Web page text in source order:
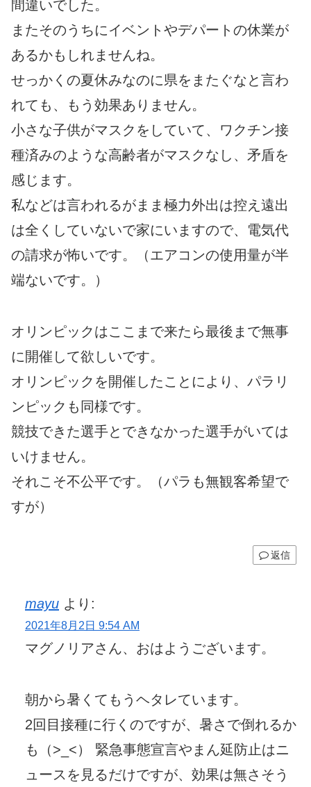
間違いでした。
またそのうちにイベントやデパートの休業が
あるかもしれませんね。
せっかくの夏休みなのに県をまたぐなと言わ
れても、もう効果ありません。
小さな子供がマスクをしていて、ワクチン接
種済みのような高齢者がマスクなし、矛盾を
感じます。
私などは言われるがまま極力外出は控え遠出
は全くしていないで家にいますので、電気代
の請求が怖いです。（エアコンの使用量が半
端ないです。）
オリンピックはここまで来たら最後まで無事
に開催して欲しいです。
オリンピックを開催したことにより、パラリ
ンピックも同様です。
競技できた選手とできなかった選手がいては
いけません。
それこそ不公平です。（パラも無観客希望で
すが）
返信
mayu より:
2021年8月2日 9:54 AM
マグノリアさん、おはようございます。
朝から暑くてもうヘタレています。
2回目接種に行くのですが、暑さで倒れるか
も（>_<） 緊急事態宣言やまん延防止はニ
ュースを見るだけですが、効果は無さそう